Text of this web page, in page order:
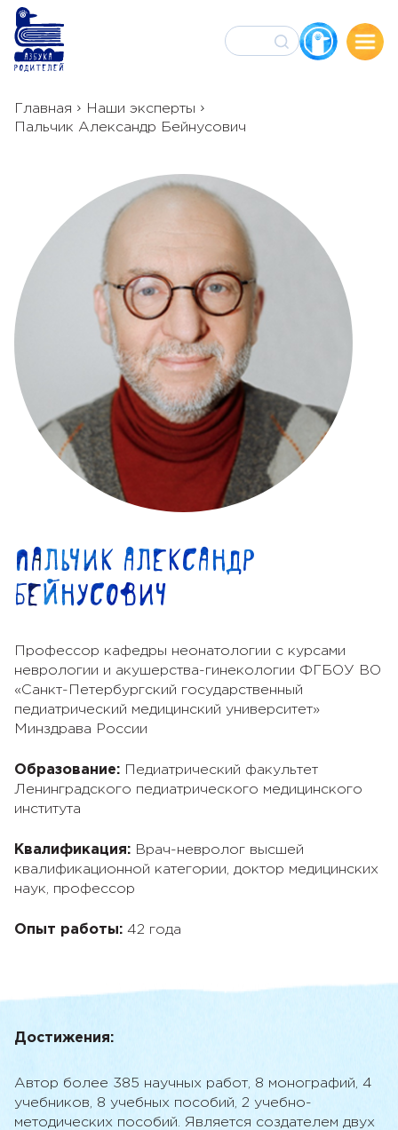
Сообщество
События
О проекте
Главная
Наши эксперты
Пальчик Александр Бейнусович
Пальчик Александр
Бейнусович
Профессор кафедры неонатологии с курсами
неврологии и акушерства-гинекологии ФГБОУ ВО
«Санкт-Петербургский государственный
педиатрический медицинский университет»
Минздрава России
Образование: Педиатрический факультет
Ленинградского педиатрического медицинского
института
Квалификация: Врач-невролог высшей
квалификационной категории, доктор медицинских
наук, профессор
Опыт работы: 42 года
Достижения:
Автор более 385 научных работ, 8 монографий, 4
учебников, 8 учебных пособий, 2 учебно-
методических пособий. Является создателем двух
Расскажите мне о: